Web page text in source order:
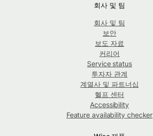
회사 및 팀
회사 및 팀
보안
보도 자료
커리어
Service status
투자자 관계
계열사 및 파트너십
헬프 센터
Accessibility
Feature availability checker